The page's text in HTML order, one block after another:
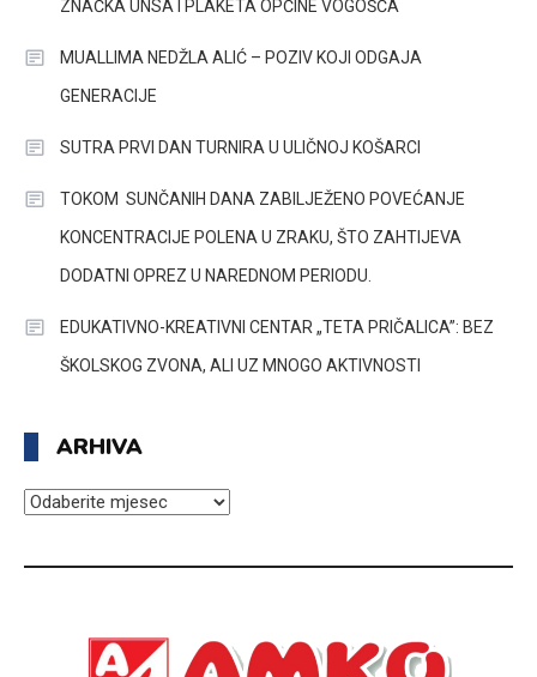
ZNAČKA UNSA I PLAKETA OPĆINE VOGOŠĆA
MUALLIMA NEDŽLA ALIĆ – POZIV KOJI ODGAJA
GENERACIJE
SUTRA PRVI DAN TURNIRA U ULIČNOJ KOŠARCI
TOKOM SUNČANIH DANA ZABILJEŽENO POVEĆANJE
KONCENTRACIJE POLENA U ZRAKU, ŠTO ZAHTIJEVA
DODATNI OPREZ U NAREDNOM PERIODU.
EDUKATIVNO-KREATIVNI CENTAR „TETA PRIČALICA”: BEZ
ŠKOLSKOG ZVONA, ALI UZ MNOGO AKTIVNOSTI
ARHIVA
ARHIVA